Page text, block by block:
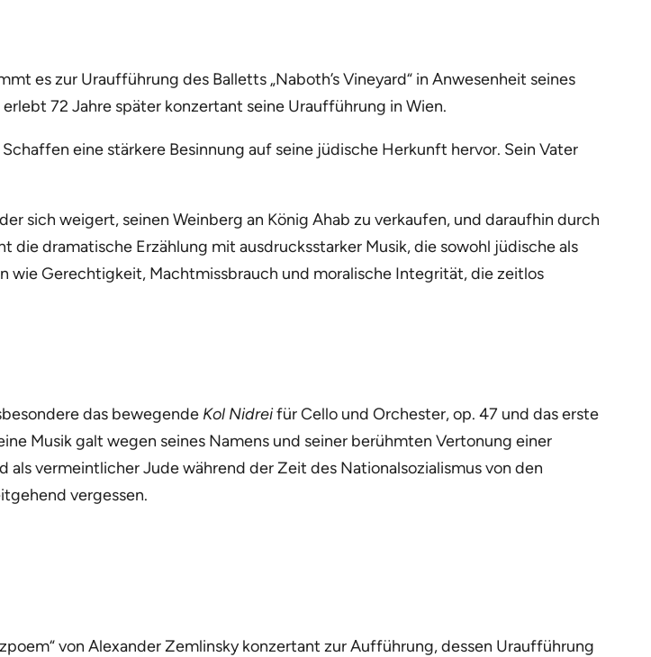
es zur Uraufführung des Balletts „Naboth’s Vineyard“ in Anwesenheit seines
72 Jahre später konzertant seine Uraufführung in Wien.
eine stärkere Besinnung auf seine jüdische Herkunft hervor. Sein Vater
sich weigert, seinen Weinberg an König Ahab zu verkaufen, und daraufhin durch
dramatische Erzählung mit ausdrucksstarker Musik, die sowohl jüdische als
wie Gerechtigkeit, Machtmissbrauch und moralische Integrität, die zeitlos
das bewegende Kol Nidreifür Cello und Orchester, op. 47 und das erste
Musik galt wegen seines Namens und seiner berühmten Vertonung einer
als vermeintlicher Jude während der Zeit des Nationalsozialismus von den
vergessen.
von Alexander Zemlinsky konzertant zur Aufführung, dessen Uraufführung